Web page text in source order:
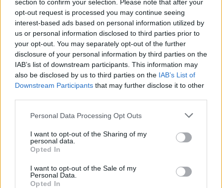
section to confirm your selection. Please note that after your
opt-out request is processed you may continue seeing
interest-based ads based on personal information utilized by
us or personal information disclosed to third parties prior to
your opt-out. You may separately opt-out of the further
disclosure of your personal information by third parties on the
IAB’s list of downstream participants. This information may
also be disclosed by us to third parties on the IAB’s List of
Downstream Participants that may further disclose it to other
Personal Data Processing Opt Outs
I want to opt-out of the Sharing of my
personal data.
Opted In
I want to opt-out of the Sale of my
Personal Data.
Opted In
Ακολουθήστε το OLAFAQ